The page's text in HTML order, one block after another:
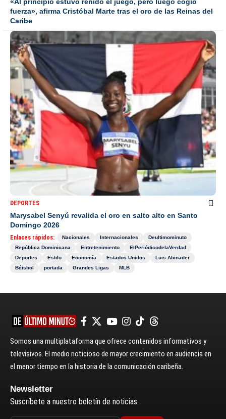
fuerza», afirma Cristóbal Marte tras el oro de las Reinas del
Caribe
DEPORTES
Marysabel Senyú revalida el oro en salto alto en Santo
Domingo 2026
Enlaces rápidos: Nacionales Internacionales
Deultimominuto
República Dominicana
Entretenimiento
ElPeriódicodelaVerdad
Deportes
Estilo Economía Estados Unidos
Luis Abinader
Béisbol
portada Grandes Ligas MLB
Somos una multiplataforma que ofrece contenidos informativos y
televisivos. El medio noticioso de mayor crecimiento en audiencia en
el menor tiempo en la historia de la comunicación caribeña.
Newsletter
Suscríbete a nuestro boletín de noticias.